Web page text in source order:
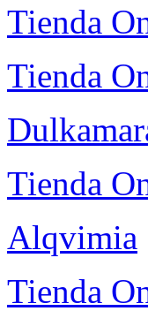
Tienda
Tienda
Tienda
Alqvimia
Tienda